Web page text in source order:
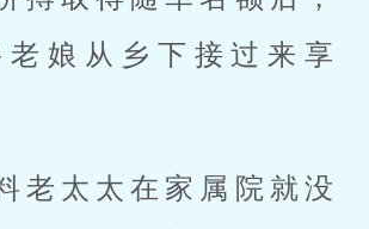
老娘从乡下接过来享
老太太在家属院就没